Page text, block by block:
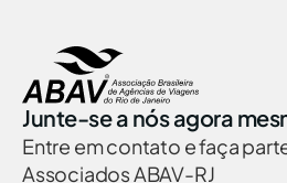
Junte-se a nós agora
Entre em contato e faça
Associados ABAV-RJ